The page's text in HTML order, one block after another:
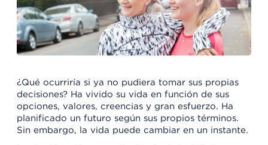
¿Qué ocurriría si ya no pudiera tomar sus propias
decisiones? Ha vivido su vida en función de sus
opciones, valores, creencias y gran esfuerzo. Ha
planificado un futuro según sus propios términos.
Sin embargo, la vida puede cambiar en un instante.